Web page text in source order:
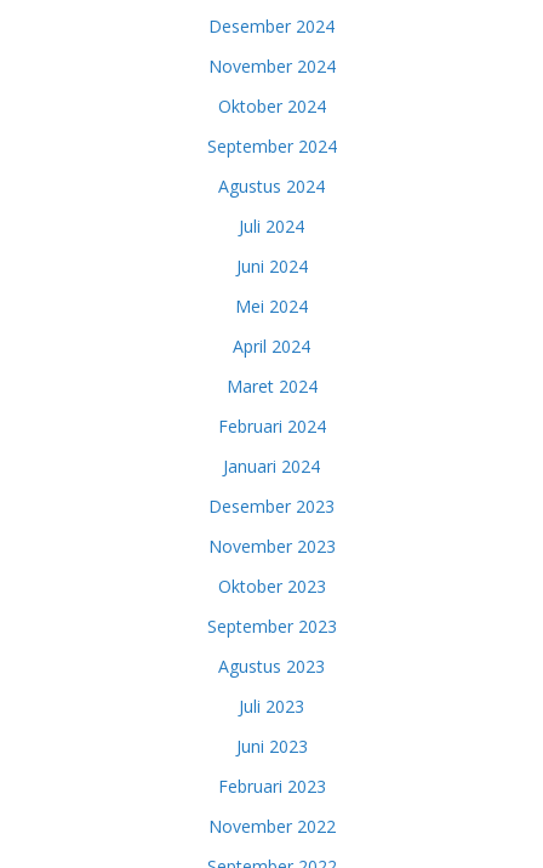
Desember 2024
November 2024
Oktober 2024
September 2024
Agustus 2024
Juli 2024
Juni 2024
Mei 2024
April 2024
Maret 2024
Februari 2024
Januari 2024
Desember 2023
November 2023
Oktober 2023
September 2023
Agustus 2023
Juli 2023
Juni 2023
Februari 2023
November 2022